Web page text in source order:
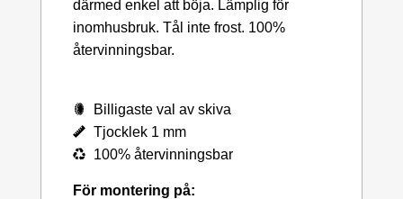
därmed enkel att böja. Lämplig för
inomhusbruk. Tål inte frost. 100%
återvinningsbar.
Billigaste val av skiva
Tjocklek 1 mm
100% återvinningsbar
För montering på: